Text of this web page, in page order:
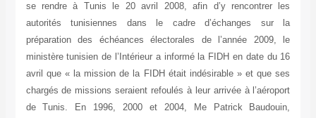
se rendre à Tunis le 20 avril 2008, afin d’y rencontrer les
autorités tunisiennes dans le cadre d’échanges sur la
préparation des échéances électorales de l’année 2009, le
ministère tunisien de l’Intérieur a informé la FIDH en date du 16
avril que « la mission de la FIDH était indésirable » et que ses
chargés de missions seraient refoulés à leur arrivée à l’aéroport
de Tunis. En 1996, 2000 et 2004, Me Patrick Baudouin,